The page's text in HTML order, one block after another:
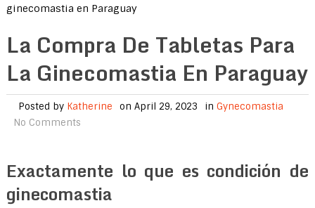
ginecomastia en Paraguay
La Compra De Tabletas Para
La Ginecomastia En Paraguay
Posted by Katherine on April 29, 2023 in Gynecomastia
No Comments
Exactamente lo que es condición de
ginecomastia